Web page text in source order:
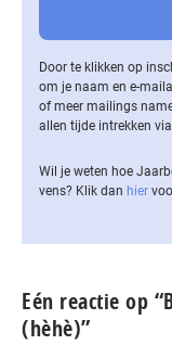
Door te klikken op
om je naam en e-
of meer mailings
allen tijde intrekken
Wil je weten hoe
vens? Klik dan hier
Eén reactie op
(hèhè)”